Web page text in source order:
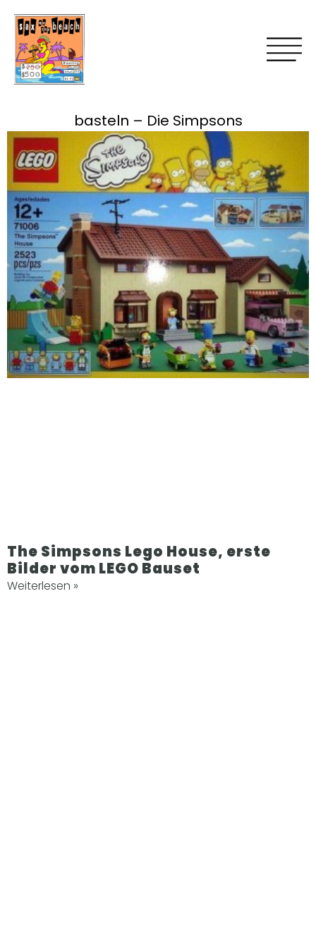
basteln – Die Simpsons
The Simpsons Lego House, erste
Bilder vom LEGO Bauset
Weiterlesen »